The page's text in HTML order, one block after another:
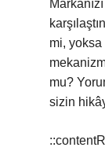
mi,
mu?
sizin